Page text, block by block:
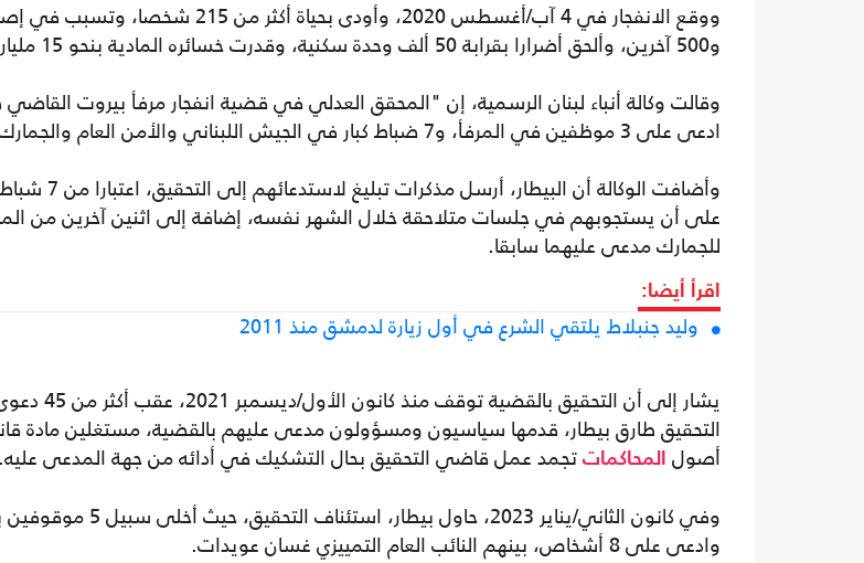
و500 آخرين، وألحق أضرارا بقرابة 50 ألف وحدة سكنية، وقدرت خسائره المادية بنحو 15 مليار دولار.
وقالت وكالة أنباء لبنان الرسمية، إن "المحقق العدلي في قضية انفجار مرفأ بيروت القاضي
ادعى على 3 موظفين في المرفأ، و7 ضباط كبار في الجيش اللبناني والأمن العام والجمارك".
وأضافت الوكالة أن
على أن يستجوبهم في جلسات متلاحقة خلال الشهر نفسه، إضافة إلى اثنين آخرين من
للجمارك مدعى عليهما سابقا.
اقرأ أيضا:
وليد جنبلاط يلتقي الشرع في أول زيارة لدمشق منذ 2011
يشار إلى أن التحقيق
التحقيق طارق بيطار، قدمها سياسيون ومسؤولون مدعى عليهم بالقضية، مستغلين مادة
أصول
المحاكمات تجمد عمل قاضي التحقيق بحال التشكيك في أدائه من جهة المدعى عليه.
وفي كانون الثاني/يناير 2023، حاول بيطار،
وادعى على 8 أشخاص، بينهم النائب العام التمييزي غسان عويدات.